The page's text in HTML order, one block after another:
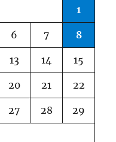
1
6 7 8
13 14 15
20 21 22
27 28 29